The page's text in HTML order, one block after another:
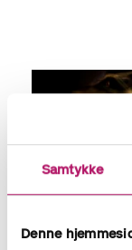
Samtykke
Denne